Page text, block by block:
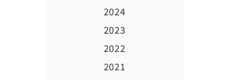
2024
2023
2022
2021